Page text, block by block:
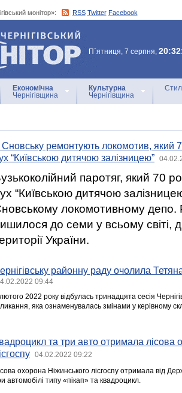
монітор»: RSS Twitter Facebook
монітор»
П`ятниця, 7 серпня,
Економічна
Чернігівщина
Культурна
Чернігівщина
ремонтують локомотив, який
“Київською дитячою залізницею”
паротяг, який 70
“Київською дитячою
локомотивному депо.
до семи у всьому світі,
України.
районну раду очолила
09:44
2022 року відбулась тринадцята сесія
яка ознаменувалась змінами у керівному
та три авто отримала лісова
04.02.2022 09:22
охорона Ніжинського лісгоспу отримала від
автомобілі типу «пікап» та квадроцикл.